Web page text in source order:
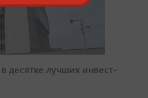
десятке лучших инвест-